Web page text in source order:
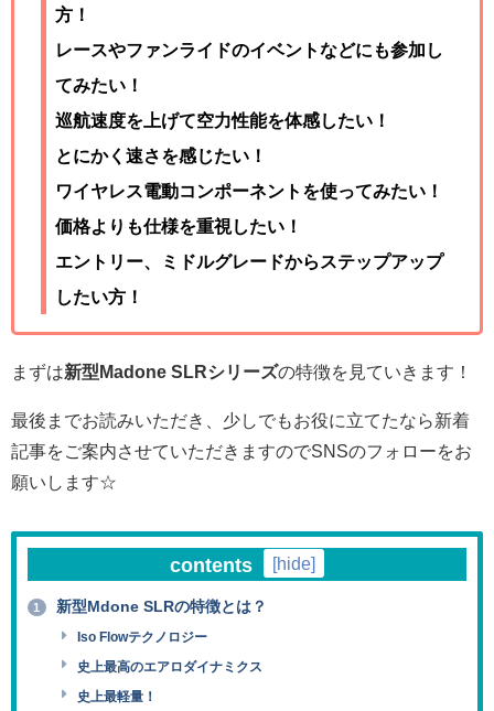
方！
レースやファンライドのイベントなどにも参加し
てみたい！
巡航速度を上げて空力性能を体感したい！
とにかく速さを感じたい！
ワイヤレス電動コンポーネントを使ってみたい！
価格よりも仕様を重視したい！
エントリー、ミドルグレードからステップアップ
したい方！
まずは新型Madone SLRシリーズの特徴を見ていきます！
最後までお読みいただき、少しでもお役に立てたなら新着
記事をご案内させていただきますのでSNSのフォローをお
願いします☆
contents [hide]
1 新型Mdone SLRの特徴とは？
Iso Flowテクノロジー
史上最高のエアロダイナミクス
史上最軽量！